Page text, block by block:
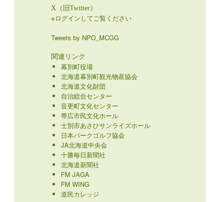
X（旧Twitter）
※ログインしてご覧ください
Tweets by NPO_MCGG
関連リンク
幕別町役場
北海道幕別町観光物産協会
北海道文化財団
自治総合センター
音更町文化センター
帯広市民文化ホール
士別市あさひサンライズホール
日本パークゴルフ協会
JA北海道中央会
十勝毎日新聞社
北海道新聞社
FM JAGA
FM WING
道民カレッジ